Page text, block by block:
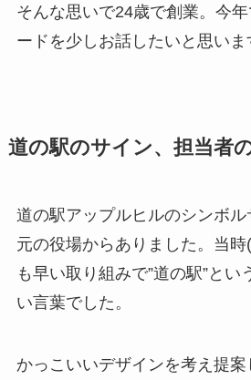
そんな思いで24歳で創業。今
ードを少しお話したいと思いま
道の駅のサイン、担当者
道の駅アップルヒルのシンボ
元の役場からありました。当
も早い取り組みで”道の駅”とい
い言葉でした。
かっこいいデザインを考え提